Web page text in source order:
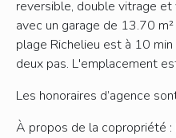
reversible, double vitrage
avec un garage de 13.70
plage Richelieu est à 10
deux pas. L'emplacement
Les honoraires d’agence
À propos de la copropriété